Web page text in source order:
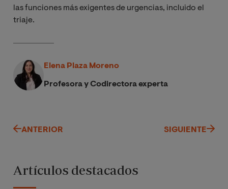
las funciones más exigentes de urgencias, incluido el
triaje.
Elena Plaza Moreno
Profesora y Codirectora experta
ANTERIOR SIGUIENTE
Artículos destacados